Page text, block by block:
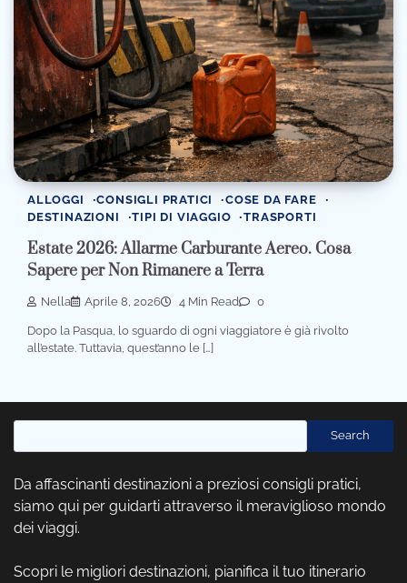
ALLOGGI CONSIGLI PRATICI
COSE DA FARE
DESTINAZIONI
TIPI DI VIAGGIO TRASPORTI
Estate 2026: Allarme Carburante Aereo. Cosa
Sapere per Non Rimanere a Terra
Nella Aprile 8, 2026 4 Min Read 0
Dopo la Pasqua, lo sguardo di ogni viaggiatore è già rivolto
all’estate. Tuttavia, quest’anno le […]
Search
Da affascinanti destinazioni a preziosi consigli pratici,
siamo qui per guidarti attraverso il meraviglioso mondo
dei viaggi.
Scopri le migliori destinazioni, pianifica il tuo itinerario